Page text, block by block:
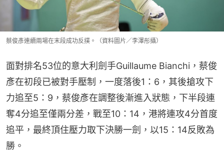
蔡俊彥連續兩場在末段成功反撲。（資料圖片／李澤彤攝）
面對排名53位的意大利劍手Guillaume Bianchi，蔡俊
彥在初段已被對手壓制，一度落後1：6，其後搶攻下
力追至5：9，蔡俊彥在調整後漸進入狀態，下半段連
奪4分追至僅兩分差，戰至10：14，港將連攻4分首度
追平，最終頂住壓力取下決勝一劍，以15：14反敗為
勝。